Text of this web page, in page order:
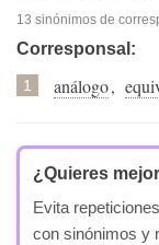
13 sinónimos de
Corresponsal:
1 análogo,
¿Quieres
Evita
con sinónimos y